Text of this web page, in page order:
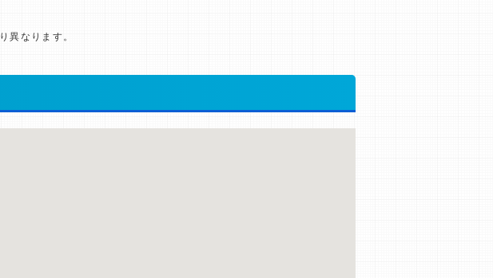
異なります。